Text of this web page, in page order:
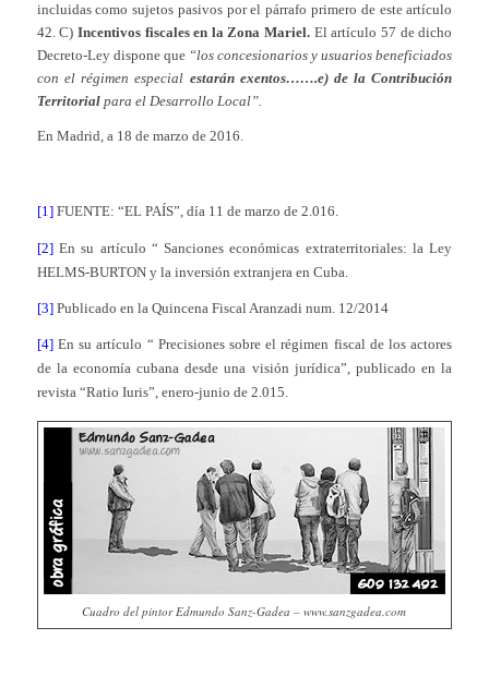
incluidas como sujetos pasivos por el párrafo primero de este artículo
42. C) Incentivos fiscales en la Zona Mariel. El artículo 57 de dicho
Decreto-Ley dispone que “los concesionarios y usuarios beneficiados
con el régimen especial estarán exentos…….e) de la Contribución
Territorialpara el Desarrollo Local”.
En Madrid, a 18 de marzo de 2016.
[1]FUENTE: “EL PAÍS”, día 11 de marzo de 2.016.
[2]En su artículo “ Sanciones económicas extraterritoriales: la Ley
HELMS-BURTON y la inversión extranjera en Cuba.
[3]Publicado en la Quincena Fiscal Aranzadi num. 12/2014
[4]En su artículo “ Precisiones sobre el régimen fiscal de los actores
de la economía cubana desde una visión jurídica”, publicado en la
revista “Ratio Iuris”, enero-junio de 2.015.
Cuadro del pintor Edmundo Sanz-Gadea – www.sanzgadea.com